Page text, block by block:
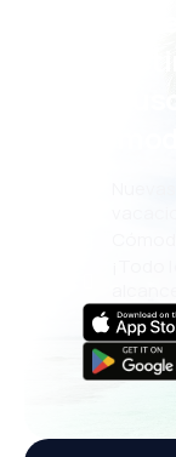
¡Eh!